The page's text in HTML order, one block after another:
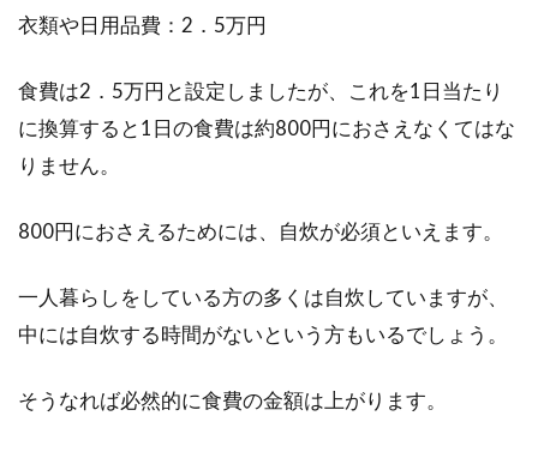
を添付することになります。その多くの場合、
いる、または新築分譲マンションの購入を考え
ている方は、...
衣類や日用品費：2．5万円
食費は2．5万円と設定しましたが、これを1日当たり
に換算すると1日の食費は約800円におさえなくてはな
りません。
800円におさえるためには、自炊が必須といえます。
一人暮らしをしている方の多くは自炊していますが、
中には自炊する時間がないという方もいるでしょう。
そうなれば必然的に食費の金額は上がります。